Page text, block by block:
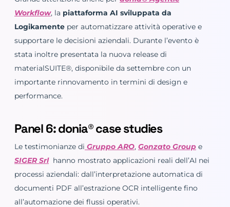
Workflow, la piattaforma AI sviluppata da
Logikamente per automatizzare attività operative e
supportare le decisioni aziendali. Durante l’evento è
stata inoltre presentata la nuova release di
materialSUITE®, disponibile da settembre con un
importante rinnovamento in termini di design e
performance.
Panel 6: donia® case studies
Le testimonianze di Gruppo ARO, Gonzato Group e
SIGER Srlhanno mostrato applicazioni reali dell’AI nei
processi aziendali: dall’interpretazione automatica di
documenti PDF all’estrazione OCR intelligente fino
all’automazione dei flussi operativi.